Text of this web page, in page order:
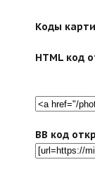
Коды
HTML код
BB код